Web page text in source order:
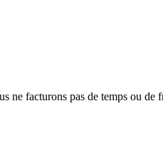
facturons pas de temps ou de